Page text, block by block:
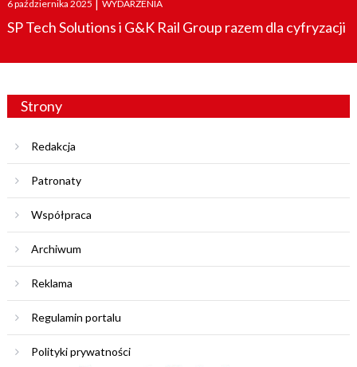
on
6 października 2025 | WYDARZENIA
SP Tech Solutions i G&K Rail Group razem dla cyfryzacji
Strony
Redakcja
Patronaty
Współpraca
Archiwum
Reklama
Regulamin portalu
Polityki prywatności